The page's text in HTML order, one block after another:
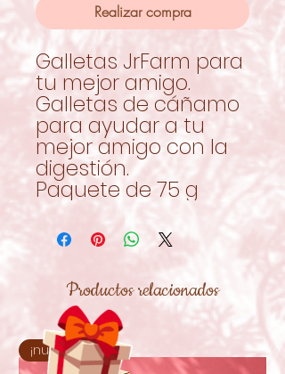
Realizar compra
Galletas JrFarm para
tu mejor amigo.
Galletas de cáñamo
para ayudar a tu
mejor amigo con la
digestión.
Paquete de 75 g
Productos relacionados
¡nuevo!